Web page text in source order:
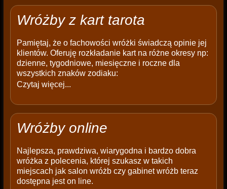
Wróżby z kart tarota
Pamiętaj, że o fachowości wróżki świadczą opinie jej
klientów. Oferuję rozkładanie kart na różne okresy np:
dzienne, tygodniowe, miesięczne i roczne dla
wszystkich znaków zodiaku:
Czytaj więcej...
Wróżby online
Najlepsza, prawdziwa, wiarygodna i bardzo dobra
wróżka z polecenia, której szukasz w takich
miejscach jak salon wróżb czy gabinet wróżb teraz
dostępna jest on line.